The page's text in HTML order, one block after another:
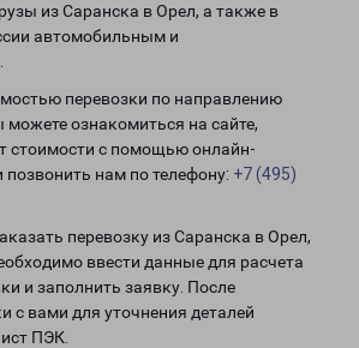
из Саранска в Орел, а также в
автомобильным и
перевозки по направлению
ознакомиться на сайте,
стоимости с помощью онлайн-
позвонить нам по телефону: +7 (495)
перевозку из Саранска в Орел,
ввести данные для расчета
и заполнить заявку. После
с вами для уточнения деталей
ПЭК.